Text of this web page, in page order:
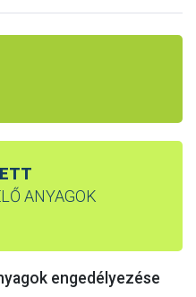
ANYAGOK
engedélyezése